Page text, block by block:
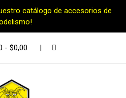
catálogo de accesorios de
- $0,00